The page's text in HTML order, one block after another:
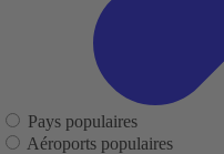
Pays populaires
Aéroports populaires